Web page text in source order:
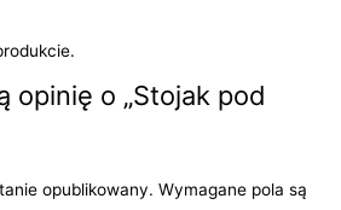
opinię o „Stojak pod
opublikowany. Wymagane pola są